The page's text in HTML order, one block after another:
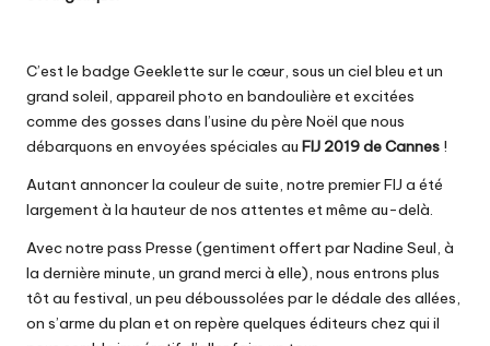
C’est le badge Geeklette sur le cœur, sous un ciel bleu et un
grand soleil, appareil photo en bandoulière et excitées
comme des gosses dans l’usine du père Noël que nous
débarquons en envoyées spéciales au FIJ 2019 de Cannes !
Autant annoncer la couleur de suite, notre premier FIJ a été
largement à la hauteur de nos attentes et même au-delà.
Avec notre pass Presse (gentiment offert par Nadine Seul, à
la dernière minute, un grand merci à elle), nous entrons plus
tôt au festival, un peu déboussolées par le dédale des allées,
on s’arme du plan et on repère quelques éditeurs chez qui il